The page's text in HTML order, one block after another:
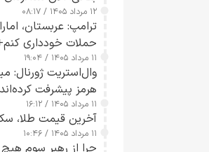
۱۲ مرداد ۱۴۰۵ / ۰۸:۱۷
ترامپ: عربستان،
حملات خودداری
۱۱ مرداد ۱۴۰۵ / ۱۹:۰۴
وال‌استریت ژورنال:
هرمز پیشرفت کرده‌اند
۱۱ مرداد ۱۴۰۵ / ۱۶:۱۲
آخرین قیمت طلا، سکه و ارز
۱۱ مرداد ۱۴۰۵ / ۱۰:۴۶
چرا از رهبر سوم